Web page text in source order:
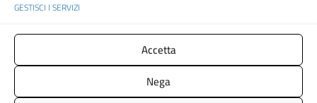
GESTISCI I SERVIZI
Accetta
Nega
Codice unico di fatturazione (CUF): UFMHLX
Spazio web concesso in uso gratuito daWeb3king, via Pertini 8 ALBINO
Concept & Design by Designers Italia
- Versione del tema: